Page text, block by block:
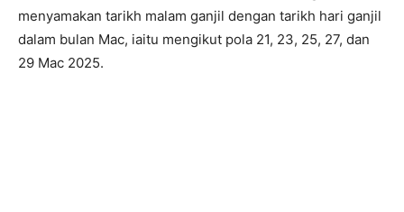
menyamakan tarikh malam ganjil dengan tarikh hari ganjil
dalam bulan Mac, iaitu mengikut pola 21, 23, 25, 27, dan
29 Mac 2025.